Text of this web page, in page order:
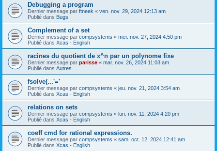
Debugging a program
Dernier message par ftneek « ven. nov. 29, 2024 12:13 am
Publié dans Bugs
Complement of a set
Dernier message par compsystems « mer. nov. 27, 2024 4:50 pm
Publié dans Xcas - English
racines du quotient de x^n par un polynome fixe
Dernier message par parisse « mar. nov. 26, 2024 11:03 am
Publié dans Autres
fsolve(...'='
Dernier message par compsystems « jeu. nov. 21, 2024 3:54 am
Publié dans Xcas - English
relations on sets
Dernier message par compsystems « lun. nov. 11, 2024 4:20 pm
Publié dans Xcas - English
coeff cmd for rational expressions.
Dernier message par compsystems « sam. oct. 12, 2024 12:41 am
Publié dans Xcas - English